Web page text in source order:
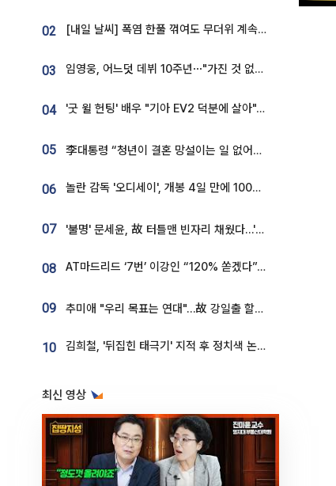
02 [내일 날씨] 폭염 한풀 꺾여도 무더위 계속⋯동해안 이틀 연속 비
03 임영웅, 어느덧 데뷔 10주년⋯"가진 것 없던 시절, 내 앞엔 20명의 팬뿐"
04 '굿 윌 헌팅' 배우 "기아 EV2 덕분에 살아"…교통사고 후 안전성 극찬
05 李대통령 “청년이 결혼 망설이는 일 없어야...제도상 불이익 조사”
06 놀란 감독 '오디세이', 개봉 4일 만에 100만 돌파⋯'왕사남' 보다 빠르다
07 '불명' 문세윤, 故 터틀맨 빈자리 채웠다…'거북이' 눈물의 최종 우승
08 AT마드리드 ‘7번’ 이강인 “120% 쏟겠다”⋯시메오네 감독 “필요한 선수”
09 추미애 "우리 목표는 연대"…故 강일출 할머니 흉상 제막
10 김희철, '뒤집힌 태극기' 지적 후 정치색 논란…"좌우 떠나 우리나라 국기"
최신 영상